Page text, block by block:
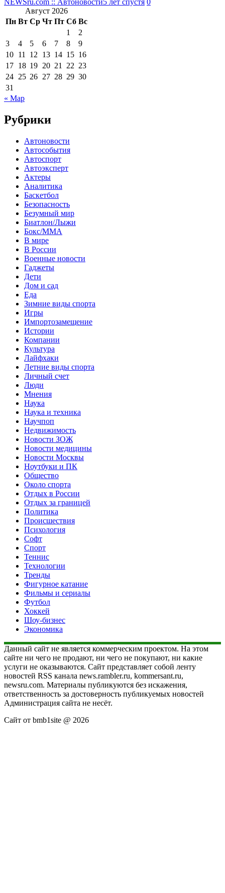
Август 2026
Пн Вт Ср Чт Пт Сб Вс
1
2
3
4 5 6 7 8
9
10 11 12 13 14 15 16
17 18 19 20 21 22 23
24 25 26 27 28 29 30
31
« Мар
Рубрики
Автоновости
Автособытия
Автоспорт
Автоэксперт
Актеры
Аналитика
Баскетбол
Безопасность
Безумный мир
Биатлон/Лыжи
Бокс/MMA
В мире
В России
Военные новости
Гаджеты
Дети
Дом и сад
Еда
Зимние виды спорта
Игры
Импортозамещение
Истории
Компании
Культура
Лайфхаки
Летние виды спорта
Личный счет
Люди
Мнения
Наука
Наука и техника
Научпоп
Недвижимость
Новости ЗОЖ
Новости медицины
Новости Москвы
Ноутбуки и ПК
Общество
Около спорта
Отдых в России
Отдых за границей
Политика
Происшествия
Психология
Софт
Спорт
Теннис
Технологии
Тренды
Фигурное катание
Фильмы и сериалы
Футбол
Хоккей
Шоу-бизнес
Экономика
Данный сайт не является коммерческим проектом. На этом
сайте ни чего не продают, ни чего не покупают, ни какие
услуги не оказываются. Сайт представляет собой ленту
новостей RSS канала news.rambler.ru, kommersant.ru,
newsru.com. Материалы публикуются без искажения,
ответственность за достоверность публикуемых новостей
Администрация сайта не несёт.
Сайт от bmb1site @ 2026